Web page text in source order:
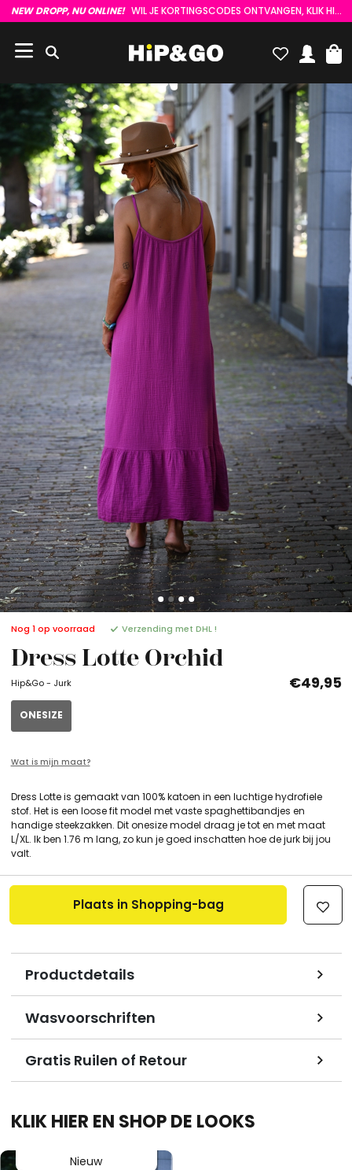
NEW DROPP, NU ONLINE! WIL JE KORTINGSCODES ONTVANGEN, KLIK HIER :)
Nog 1 op voorraad Verzending met DHL !
Dress Lotte Orchid
Hip&Go - Jurk €49,95
ONESIZE
Wat is mijn maat?
Dress Lotte is gemaakt van 100% katoen in een luchtige hydrofiele
stof. Het is een loose fit model met vaste spaghettibandjes en
handige steekzakken. Dit onesize model draag je tot en met maat
L/XL. Ik ben 1.76 m lang, zo kun je goed inschatten hoe de jurk bij jou
valt.
Productdetails
Wasvoorschriften
Gratis Ruilen of Retour
Plaats in Shopping-bag
KLIK HIER EN SHOP DE LOOKS
Nieuw